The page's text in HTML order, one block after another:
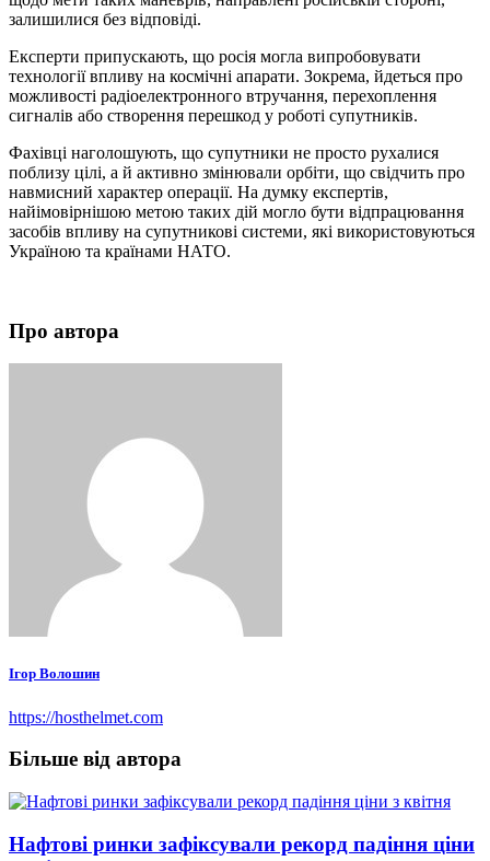
залишилися без відповіді.
Експерти припускають, що росія могла випробовувати
технології впливу на космічні апарати. Зокрема, йдеться про
можливості радіоелектронного втручання, перехоплення
сигналів або створення перешкод у роботі супутників.
Фахівці наголошують, що супутники не просто рухалися
поблизу цілі, а й активно змінювали орбіти, що свідчить про
навмисний характер операції. На думку експертів,
найімовірнішою метою таких дій могло бути відпрацювання
засобів впливу на супутникові системи, які використовуються
Україною та країнами НАТО.
Про автора
Ігор Волошин
https://hosthelmet.com
Більше від автора
Нафтові ринки зафіксували рекорд падіння ціни